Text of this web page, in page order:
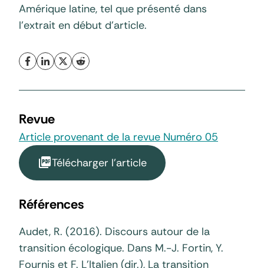
Amérique latine, tel que présenté dans
l’extrait en début d’article.
Revue
Article provenant de la revue Numéro 05
Télécharger l'article
Références
Audet, R. (2016). Discours autour de la
transition écologique. Dans M.-J. Fortin, Y.
Fournis et F. L’Italien (dir.), La transition